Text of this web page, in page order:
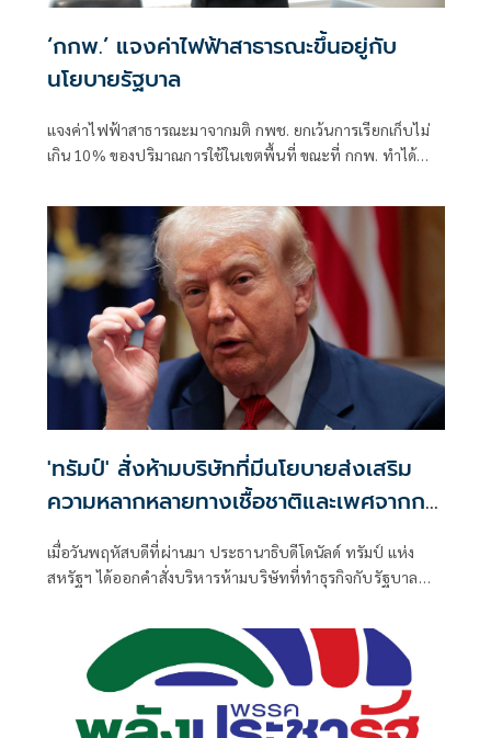
‘กกพ.’ แจงค่าไฟฟ้าสาธารณะขึ้นอยู่กับ
นโยบายรัฐบาล
แจงค่าไฟฟ้าสาธารณะมาจากมติ กพช. ยกเว้นการเรียกเก็บไม่
เกิน 10% ของปริมาณการใช้ในเขตพื้นที่ ขณะที่ กกพ. ทำได้
ให้ ประชาชนแบกภาระเกินควร
'ทรัมป์' สั่งห้ามบริษัทที่มีนโยบายส่งเสริม
ความหลากหลายทางเชื้อชาติและเพศจากการ
ทำสัญญากับรัฐบาล
เมื่อวันพฤหัสบดีที่ผ่านมา ประธานาธิบดีโดนัลด์ ทรัมป์ แห่ง
สหรัฐฯ ได้ออกคำสั่งบริหารห้ามบริษัทที่ทำธุรกิจกับรัฐบาล